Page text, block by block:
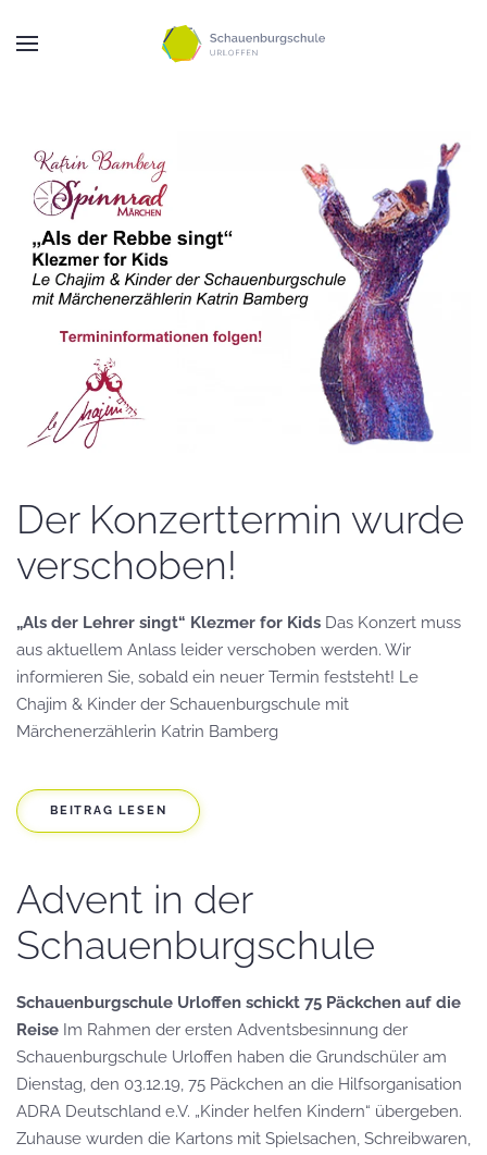
Zum Hauptinhalt springen
Der Konzerttermin wurde
verschoben!
„Als der Lehrer singt“ Klezmer for Kids Das Konzert muss
aus aktuellem Anlass leider verschoben werden. Wir
informieren Sie, sobald ein neuer Termin feststeht! Le
Chajim & Kinder der Schauenburgschule mit
Märchenerzählerin Katrin Bamberg
BEITRAG LESEN
Advent in der
Schauenburgschule
Schauenburgschule Urloffen schickt 75 Päckchen auf die
Reise Im Rahmen der ersten Adventsbesinnung der
Schauenburgschule Urloffen haben die Grundschüler am
Dienstag, den 03.12.19, 75 Päckchen an die Hilfsorganisation
ADRA Deutschland e.V. „Kinder helfen Kindern“ übergeben.
Zuhause wurden die Kartons mit Spielsachen, Schreibwaren,